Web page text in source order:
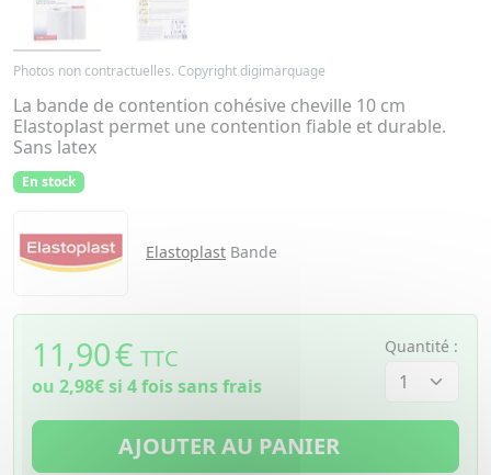
Photos non contractuelles. Copyright digimarquage
La bande de contention cohésive cheville 10 cm
Elastoplast permet une contention fiable et durable.
Sans latex
En stock
Elastoplast Bande
11,90€ TTC
ou 2,98€si 4 fois sans frais
Quantité :
AJOUTER AU PANIER